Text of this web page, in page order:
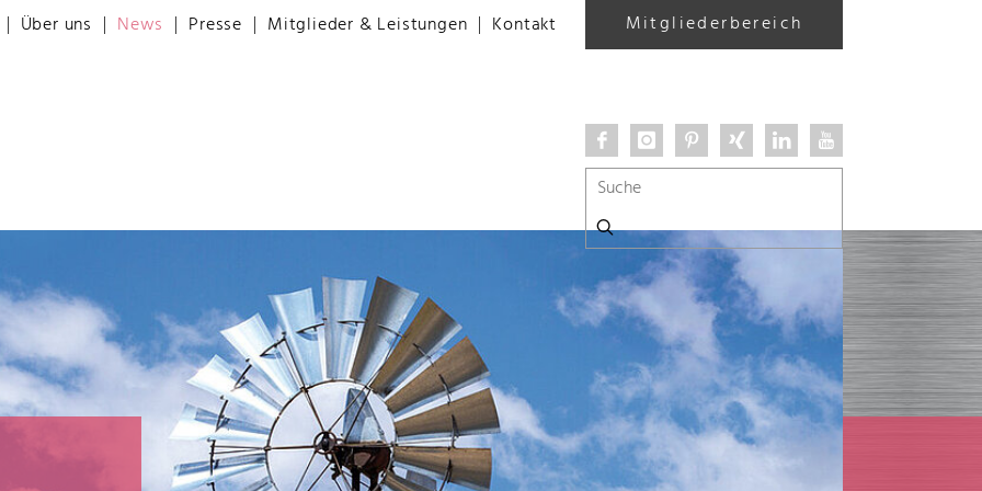
Über uns News Presse Mitglieder & Leistungen Kontakt Mitgliederbereich